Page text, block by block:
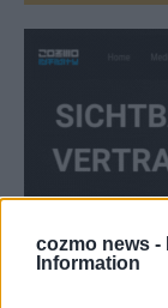
cozmo news -
Information